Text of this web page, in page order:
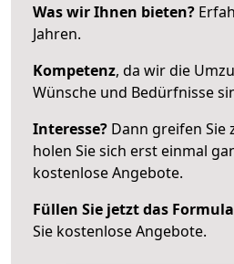
Was wir Ihnen bieten?
Jahren.
Kompetenz, da wir die
Wünsche und Bedürfnisse
Interesse? Dann greifen Sie
holen Sie sich erst einmal
kostenlose Angebote.
Füllen Sie jetzt das
Sie kostenlose Angebote.